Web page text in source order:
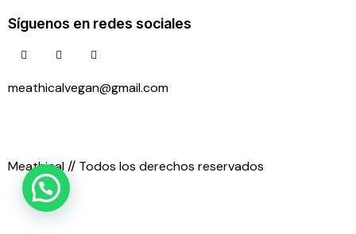
Síguenos en redes sociales
meathicalvegan@gmail.com
Meathical // Todos los derechos reservados